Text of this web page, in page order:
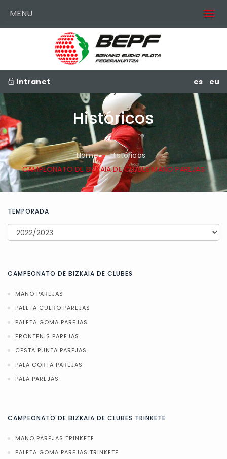
MENU
Intranet es eu
Históricos
Home
Históricos
CAMPEONATO DE BIZKAIA DE CLUBES MANO PAREJAS
TEMPORADA
CAMPEONATO DE BIZKAIA DE CLUBES
MANO PAREJAS
PALETA CUERO PAREJAS
PALETA GOMA PAREJAS
FRONTENIS PAREJAS
CESTA PUNTA PAREJAS
PALA CORTA PAREJAS
PALA PAREJAS
CAMPEONATO DE BIZKAIA DE CLUBES TRINKETE
MANO PAREJAS TRINKETE
PALETA GOMA PAREJAS TRINKETE